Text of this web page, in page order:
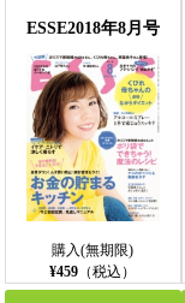
ESSE2018年8月号
購入(無期限)
¥459 （税込）